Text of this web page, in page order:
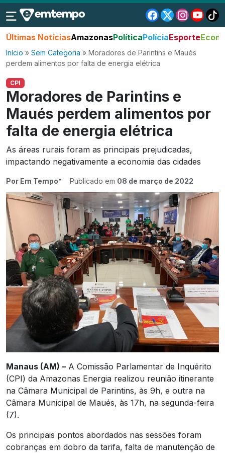
Últimas NotíciasAmazonasPolíticaPolíciaEsporte
Início » Sem Categoria » Moradores de Parintins e Maués
perdem alimentos por falta de energia elétrica
CPI
Moradores de Parintins e
Maués perdem alimentos por
falta de energia elétrica
As áreas rurais foram as principais prejudicadas,
impactando negativamente a economia das cidades
Por Em Tempo* Publicado em 08 de março de 2022
Manaus (AM) – A Comissão Parlamentar de Inquérito
(CPI) da Amazonas Energia realizou reunião itinerante
na Câmara Municipal de Parintins, às 9h, e outra na
Câmara Municipal de Maués, às 17h, na segunda-feira
(7).
Os principais pontos abordados nas sessões foram
cobranças em dobro da tarifa, falta de manutenção de